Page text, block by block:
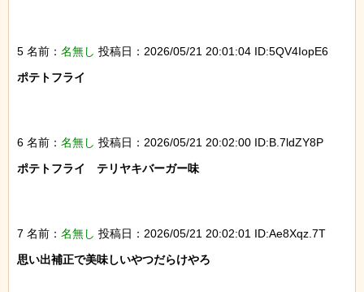
5 名前： 名無し 投稿日：2026/05/21 20:01:04 ID:5QV4IopE6
ポテトフライ
6 名前： 名無し 投稿日：2026/05/21 20:02:00 ID:B.7ldZY8P
ポテトフライ　テリヤキバーガー味
7 名前： 名無し 投稿日：2026/05/21 20:02:01 ID:Ae8Xqz.7T
思い出補正で美味しいやつだらけやろ